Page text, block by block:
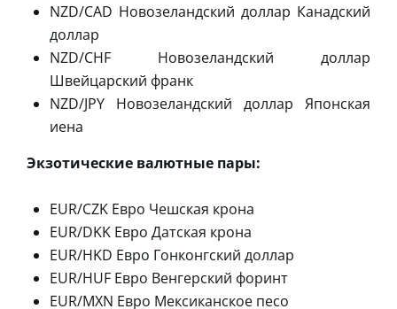
NZD/CAD Новозеландский доллар Канадский
доллар
NZD/CHF Новозеландский доллар
Швейцарский франк
NZD/JPY Новозеландский доллар Японская
иена
Экзотические валютные пары:
EUR/CZK Евро Чешская крона
EUR/DKK Евро Датская крона
EUR/HKD Евро Гонконгский доллар
EUR/HUF Евро Венгерский форинт
EUR/MXN Евро Мексиканское песо